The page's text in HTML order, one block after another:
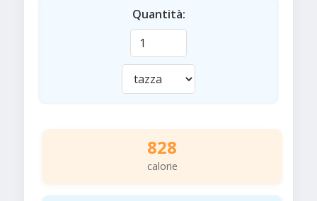
Quantità:
828
calorie